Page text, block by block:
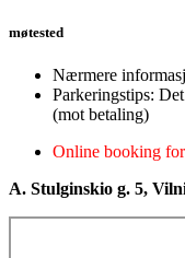
møtested
Nærmere
Parkeringstips:
(mot betaling)
Online booking
A. Stulginskio g. 5,